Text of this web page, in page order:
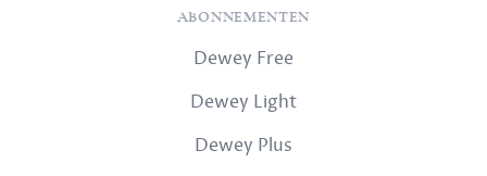
ABONNEMENTEN
Dewey Free
Dewey Light
Dewey Plus